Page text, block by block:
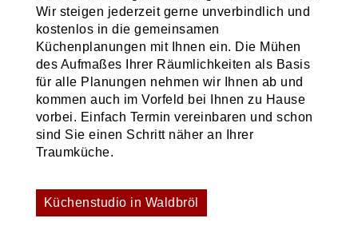
Wir steigen jederzeit gerne unverbindlich und
kostenlos in die gemeinsamen
Küchenplanungen mit Ihnen ein. Die Mühen
des Aufmaßes Ihrer Räumlichkeiten als Basis
für alle Planungen nehmen wir Ihnen ab und
kommen auch im Vorfeld bei Ihnen zu Hause
vorbei. Einfach Termin vereinbaren und schon
sind Sie einen Schritt näher an Ihrer
Traumküche.
Küchenstudio in Waldbröl